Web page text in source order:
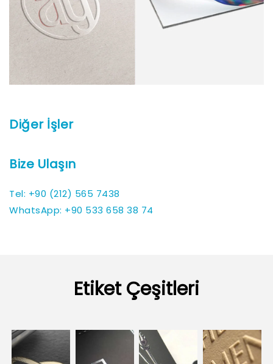
Diğer İşler
Bize Ulaşın
Tel: +90 (212) 565 7438
WhatsApp: +90 533 658 38 74
Etiket Çeşitleri